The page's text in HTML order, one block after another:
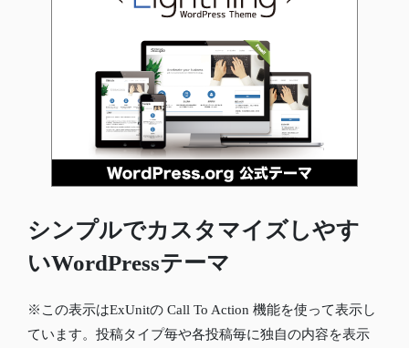
シンプルでカスタマイズしやす
いWordPressテーマ
※この表示はExUnitの Call To Action 機能を使って表示し
ています。投稿タイプ毎や各投稿毎に独自の内容を表示